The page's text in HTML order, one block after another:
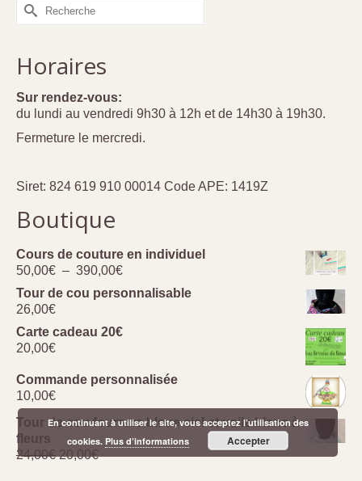
Rechercher :
Horaires
Sur rendez-vous:
du lundi au vendredi 9h30 à 12h et de 14h30 à 19h30.
Fermeture le mercredi.
Siret: 824 619 910 00014 Code APE: 1419Z
Boutique
Cours de couture en individuel
50,00€ – 390,00€Plage
prix :
à
Tour de cou personnalisable
26,00€
Carte cadeau 20€
20,00€
Commande personnalisée
10,00€
Tour de cou fourrure bleue ciel et voile blanc à
fleurs
24,00€Le
20,00€Le
En continuant à utiliser le site, vous acceptez l’utilisation des
cookies.Plus d’informations Accepter